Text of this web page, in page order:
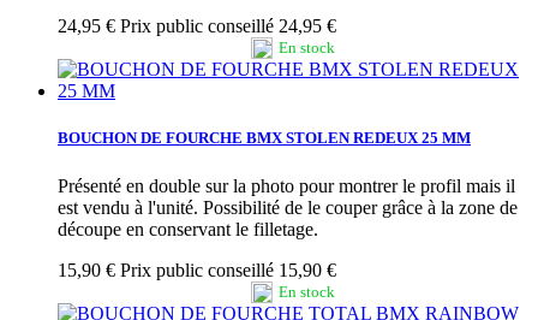
24,95 € Prix public conseillé 24,95 €
En stock
BOUCHON DE FOURCHE BMX STOLEN REDEUX 25 MM
Présenté en double sur la photo pour montrer le profil mais il
est vendu à l'unité. Possibilité de le couper grâce à la zone de
découpe en conservant le filletage.
15,90 € Prix public conseillé 15,90 €
En stock